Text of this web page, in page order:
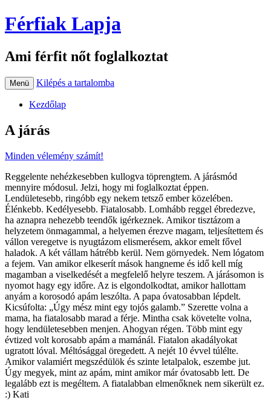
Férfiak Lapja
Ami férfit nőt foglalkoztat
Menü Kilépés a tartalomba
Kezdőlap
A járás
Minden vélemény számít!
Reggelente nehézkesebben kullogva töprengtem. A járásmód
mennyire módosul. Jelzi, hogy mi foglalkoztat éppen.
Lendületesebb, ringóbb egy nekem tetsző ember közelében.
Élénkebb. Kedélyesebb. Fiatalosabb. Lomhább reggel ébredezve,
ha aznapra nehezebb teendők igérkeznek. Amikor tisztázom a
helyzetem önmagammal, a helyemen érezve magam, teljesítettem és
vállon veregetve is nyugtázom elismerésem, akkor emelt fővel
haladok. A két vállam hátrébb kerül. Nem görnyedek. Nem lógatom
a fejem. Van amikor elkeserít mások hangneme és idő kell míg
magamban a viselkedését a megfelelő helyre teszem. A járásomon is
nyomot hagy egy időre. Az is elgondolkodtat, amikor hallottam
anyám a korosodó apám leszólta. A papa óvatosabban lépdelt.
Kicsúfolta: „Úgy mész mint egy tojós galamb.” Szerette volna a
mama, ha fiatalosabb marad a férje. Mintha csak követelte volna,
hogy lendületesebben menjen. Ahogyan régen. Több mint egy
évtized volt korosabb apám a mamánál. Fiatalon akadályokat
ugratott lóval. Méltósággal öregedett. A nejét 10 évvel túlélte.
Amikor valamiért megszédülök és szinte letalpalok, eszembe jut.
Úgy megyek, mint az apám, mint amikor már óvatosabb lett. De
legalább ezt is megéltem. A fiatalabban elmenőknek nem sikerült ez.
:) Kati